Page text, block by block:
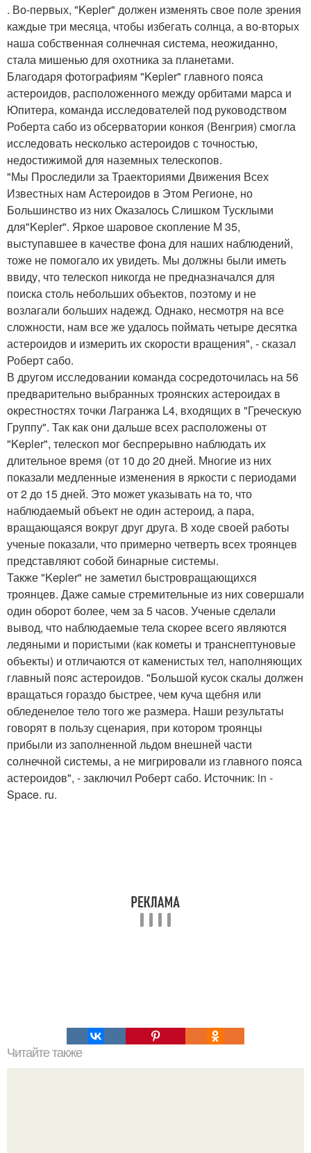
. Во-первых, "Kepler" должен изменять свое поле зрения
каждые три месяца, чтобы избегать солнца, а во-вторых
наша собственная солнечная система, неожиданно,
стала мишенью для охотника за планетами.
Благодаря фотографиям "Kepler" главного пояса
астероидов, расположенного между орбитами марса и
Юпитера, команда исследователей под руководством
Роберта сабо из обсерватории конкоя (Венгрия) смогла
исследовать несколько астероидов с точностью,
недостижимой для наземных телескопов.
"Мы Проследили за Траекториями Движения Всех
Известных нам Астероидов в Этом Регионе, но
Большинство из них Оказалось Слишком Тусклыми
для"Kepler". Яркое шаровое скопление М 35,
выступавшее в качестве фона для наших наблюдений,
тоже не помогало их увидеть. Мы должны были иметь
ввиду, что телескоп никогда не предназначался для
поиска столь небольших объектов, поэтому и не
возлагали больших надежд. Однако, несмотря на все
сложности, нам все же удалось поймать четыре десятка
астероидов и измерить их скорости вращения", - сказал
Роберт сабо.
В другом исследовании команда сосредоточилась на 56
предварительно выбранных троянских астероидах в
окрестностях точки Лагранжа L4, входящих в "Греческую
Группу". Так как они дальше всех расположены от
"Kepler", телескоп мог беспрерывно наблюдать их
длительное время (от 10 до 20 дней. Многие из них
показали медленные изменения в яркости с периодами
от 2 до 15 дней. Это может указывать на то, что
наблюдаемый объект не один астероид, а пара,
вращающаяся вокруг друг друга. В ходе своей работы
ученые показали, что примерно четверть всех троянцев
представляют собой бинарные системы.
Также "Kepler" не заметил быстровращающихся
троянцев. Даже самые стремительные из них совершали
один оборот более, чем за 5 часов. Ученые сделали
вывод, что наблюдаемые тела скорее всего являются
ледяными и пористыми (как кометы и транснептуновые
объекты) и отличаются от каменистых тел, наполняющих
главный пояс астероидов. "Большой кусок скалы должен
вращаться гораздо быстрее, чем куча щебня или
обледенелое тело того же размера. Наши результаты
говорят в пользу сценария, при котором троянцы
прибыли из заполненной льдом внешней части
солнечной системы, а не мигрировали из главного пояса
астероидов", - заключил Роберт сабо. Источник: in -
Space. ru.
Читайте также